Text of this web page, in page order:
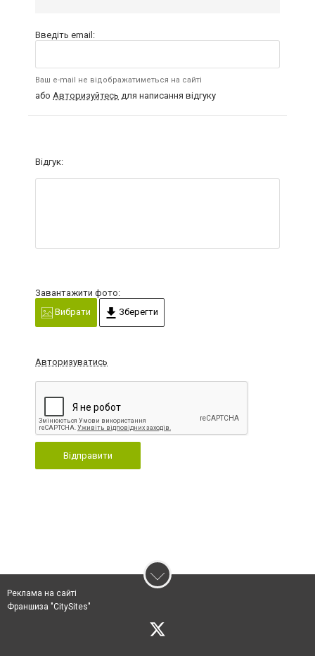
Введіть email:
Ваш e-mail не відображатиметься на сайті
або Авторизуйтесь для написання відгуку
Відгук:
Завантажити фото:
Вибрати
Зберегти
Авторизуватись
Відправити
Реклама на сайті
Франшиза "CitySites"